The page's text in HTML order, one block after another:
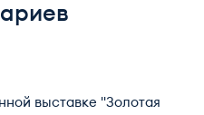
ЦЕНТР
выставке "Золотая